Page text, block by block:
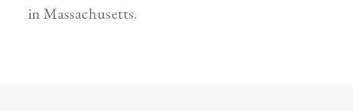
in Massachusetts.